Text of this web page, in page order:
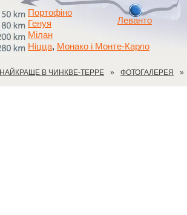
Леванто
Генуя
Мілан
Ніцца, Монако і Монте-Карло
Портофіно
НАЙКРАЩЕ В ЧИНКВЕ-ТЕРРЕ ФОТОГАЛЕРЕЯ